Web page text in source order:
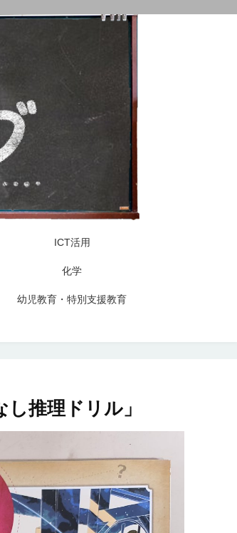
ICT活用
化学
幼児教育・特別支援教育
推理ドリル」